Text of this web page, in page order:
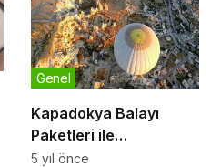
Kapadokya Balayı
Paketleri ile
Mutluluğunuza Huzur
Genel
5 yıl önce